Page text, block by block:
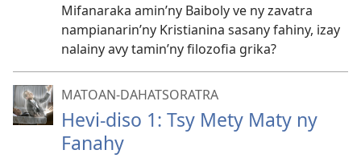
Mifanaraka amin’ny Baiboly ve ny zavatra
nampianarin’ny Kristianina sasany fahiny, izay
nalainy avy tamin’ny filozofia grika?
MATOAN-DAHATSORATRA
Hevi-diso 1: Tsy Mety Maty ny
Fanahy